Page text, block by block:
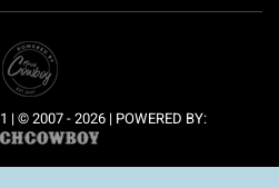
| © 2007 - 2026 | POWERED BY: